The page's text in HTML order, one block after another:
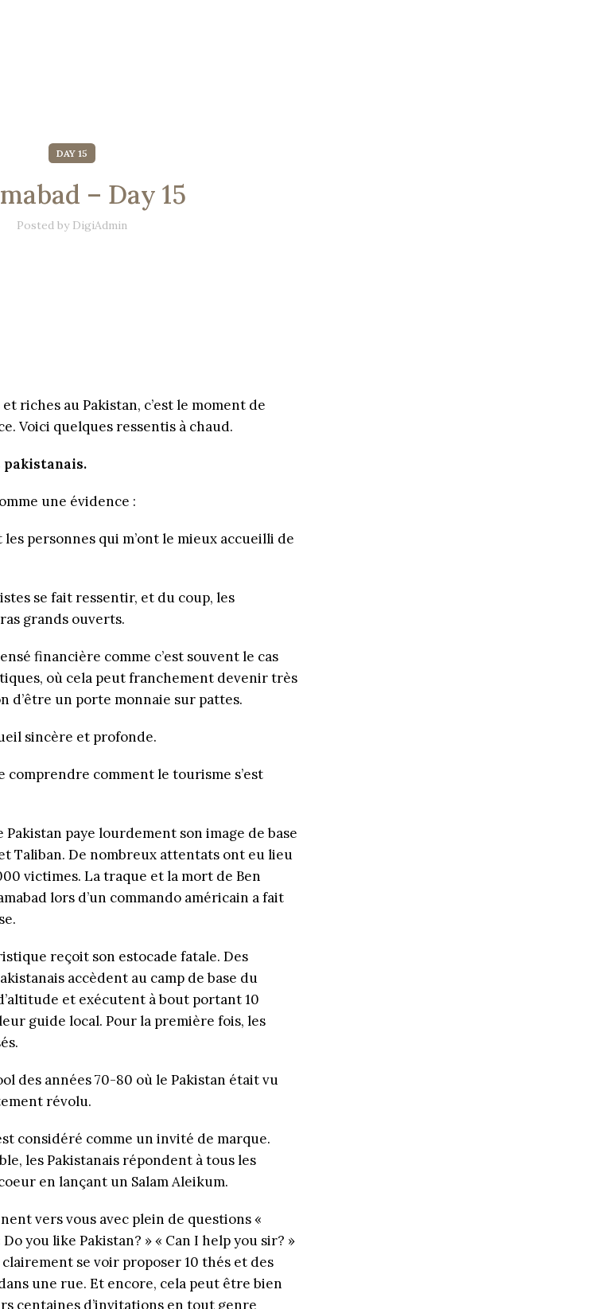
DAY 15
– Day 15
Posted by DigiAdmin
riches au Pakistan, c’est le moment de
Voici quelques ressentis à chaud.
pakistanais.
une évidence :
personnes qui m’ont le mieux accueilli de
se fait ressentir, et du coup, les
grands ouverts.
financière comme c’est souvent le cas
où cela peut franchement devenir très
d’être un porte monnaie sur pattes.
sincère et profonde.
comprendre comment le tourisme s’est
Pakistan paye lourdement son image de base
Taliban. De nombreux attentats ont eu lieu
victimes. La traque et la mort de Ben
lors d’un commando américain a fait
reçoit son estocade fatale. Des
accèdent au camp de base du
et exécutent à bout portant 10
guide local. Pour la première fois, les
des années 70-80 où le Pakistan était vu
révolu.
considéré comme un invité de marque.
les Pakistanais répondent à tous les
en lançant un Salam Aleikum.
vers vous avec plein de questions «
you like Pakistan? » « Can I help you sir? »
se voir proposer 10 thés et des
une rue. Et encore, cela peut être bien
centaines d’invitations en tout genre